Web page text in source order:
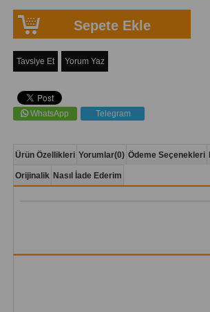
Tavsiye Et Yorum Yaz
WhatsApp Telegram
Ürün Özellikleri Yorumlar(0) Ödeme Seçenekleri
Orijinalik Nasıl İade Ederim